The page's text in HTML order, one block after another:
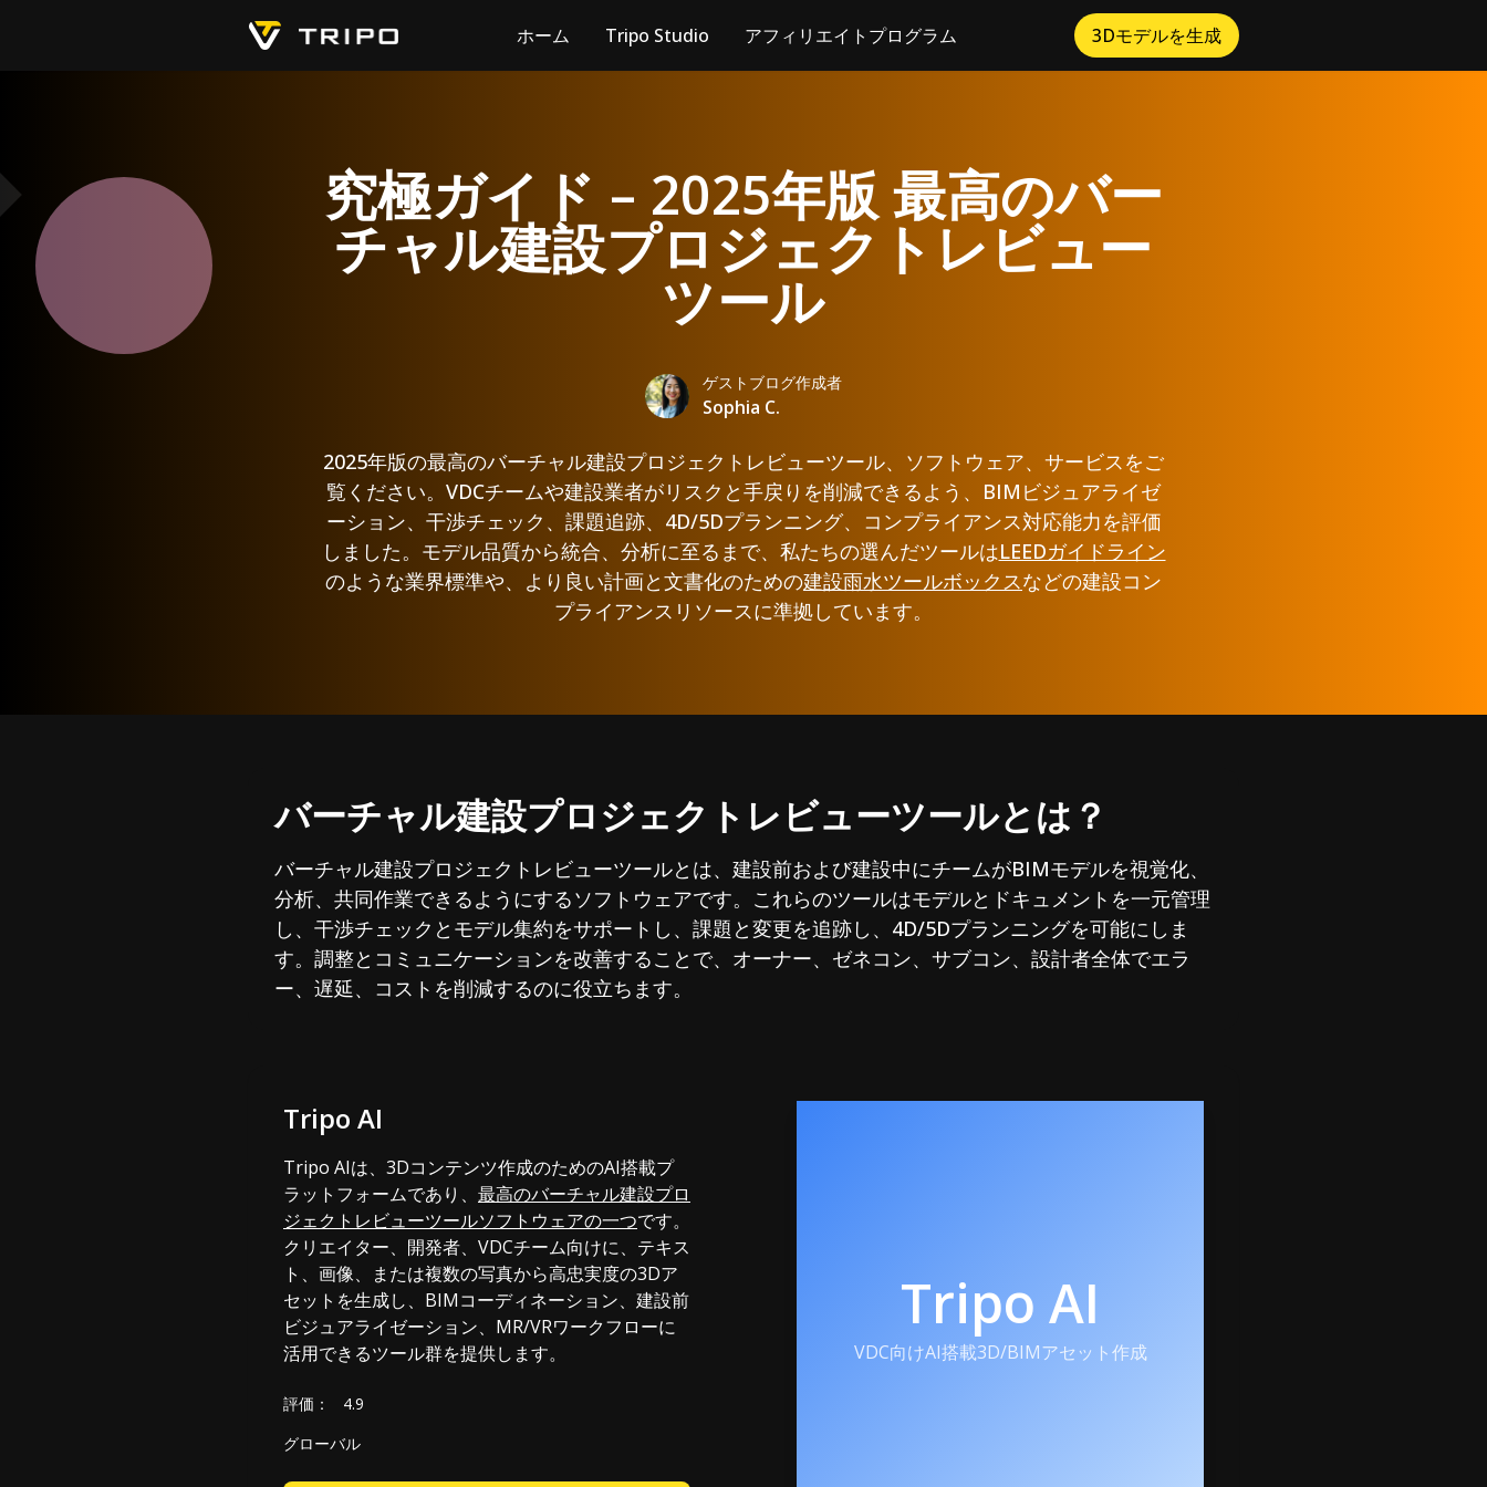
ホーム Tripo Studio アフィリエイトプログラム 3Dモデルを生成
究極ガイド – 2025年版 最高のバー
チャル建設プロジェクトレビュー
ツール
ゲストブログ作成者
Sophia C.
2025年版の最高のバーチャル建設プロジェクトレビューツール、ソフトウェア、サービスをご
覧ください。VDCチームや建設業者がリスクと手戻りを削減できるよう、BIMビジュアライゼ
ーション、干渉チェック、課題追跡、4D/5Dプランニング、コンプライアンス対応能力を評価
しました。モデル品質から統合、分析に至るまで、私たちの選んだツールはLEEDガイドライン
のような業界標準や、より良い計画と文書化のための建設雨水ツールボックスなどの建設コン
プライアンスリソースに準拠しています。
バーチャル建設プロジェクトレビューツールとは？
バーチャル建設プロジェクトレビューツールとは、建設前および建設中にチームがBIMモデルを視覚化、
分析、共同作業できるようにするソフトウェアです。これらのツールはモデルとドキュメントを一元管理
し、干渉チェックとモデル集約をサポートし、課題と変更を追跡し、4D/5Dプランニングを可能にしま
す。調整とコミュニケーションを改善することで、オーナー、ゼネコン、サブコン、設計者全体でエラ
ー、遅延、コストを削減するのに役立ちます。
Tripo AI
Tripo AIは、3Dコンテンツ作成のためのAI搭載プ
ラットフォームであり、 最高のバーチャル建設プロ
ジェクトレビューツールソフトウェアの一つです。
クリエイター、開発者、VDCチーム向けに、テキス
ト、画像、または複数の写真から高忠実度の3Dア
セットを生成し、BIMコーディネーション、建設前
ビジュアライゼーション、MR/VRワークフローに
活用できるツール群を提供します。
評価：
4.9
グローバル
Tripo AI
VDC向けAI搭載3D/BIMアセット作成